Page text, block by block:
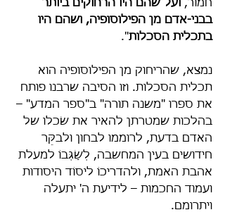
חמור, ועל שהם היו הרחוקים ביותר
בבני-אדם מן הפילוסופיה, ושהם היו
בתכלית הסכלות".
נמצא, שהריחוק מן הפילוסופיה הוא
תכלית הסכלות. וזו הסיבה שרבנו פותח
את ספרו "משנה תורה" ב"ספר המדע" –
בהלכות שמטרתן להאיר את שׂכלו של
האדם בדעת, לרוממו לבחון ולבקֵּר
חידושים בעין המחשבה, לְשַׂגְּבוֹ למעלת
אהבת האמת, ולהדריכוֹ ליסוֹד היסודות
ועמוד החכמות – לידיעת ה' יתעלה
ויתרומם.